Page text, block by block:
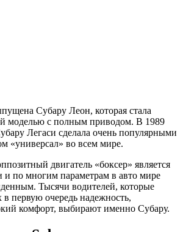
Субару Леон, которая стала
моделью с полным приводом. В 1989
Легаси сделала очень популярными
«универсал» во всем мире.
двигатель «боксер» является
и по многим параметрам в авто мире
Тысячи водителей, которые
в первую очередь надежность,
комфорт, выбирают именно Субару.